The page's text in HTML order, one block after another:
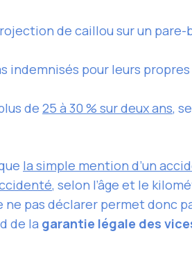
de caillou sur un pare-
indemnisés pour leurs
de 25 à 30 % sur deux ans,
la simple mention d’un
, selon l’âge et le
ne pas déclarer permet donc
de la garantie légale des